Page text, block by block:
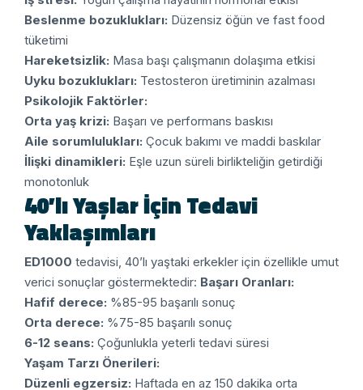
Beslenme bozuklukları: Düzensiz öğün ve fast food
tüketimi
Hareketsizlik: Masa başı çalışmanın dolaşıma etkisi
Uyku bozuklukları: Testosteron üretiminin azalması
Psikolojik Faktörler:
Orta yaş krizi: Başarı ve performans baskısı
Aile sorumlulukları: Çocuk bakımı ve maddi baskılar
İlişki dinamikleri: Eşle uzun süreli birlikteliğin getirdiği
monotonluk
40’lı Yaşlar İçin Tedavi
Yaklaşımları
ED1000 tedavisi, 40’lı yaştaki erkekler için özellikle umut
verici sonuçlar göstermektedir: Başarı Oranları:
Hafif derece: %85-95 başarılı sonuç
Orta derece: %75-85 başarılı sonuç
6-12 seans: Çoğunlukla yeterli tedavi süresi
Yaşam Tarzı Önerileri:
Düzenli egzersiz: Haftada en az 150 dakika orta